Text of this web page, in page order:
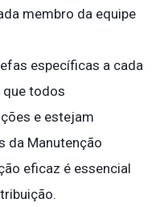
membro da equipe
específicas a cada
todos
e estejam
da Manutenção
eficaz é essencial